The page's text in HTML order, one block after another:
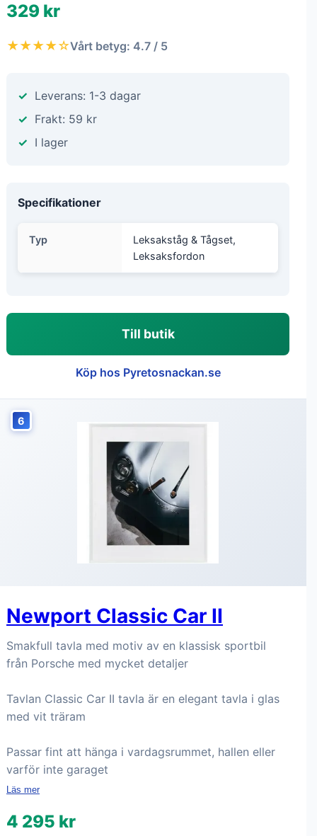
329 kr
★★★★☆Vårt betyg: 4.7 / 5
Leverans: 1-3 dagar
Frakt: 59 kr
I lager
Specifikationer
Typ
Leksakståg & Tågset,
Leksaksfordon
Till butik
Köp hos Pyretosnackan.se
6
Newport Classic Car II
Smakfull tavla med motiv av en klassisk sportbil
från Porsche med mycket detaljer
Tavlan Classic Car II tavla är en elegant tavla i glas
med vit träram
Passar fint att hänga i vardagsrummet, hallen eller
varför inte garaget
Läs mer
4 295 kr